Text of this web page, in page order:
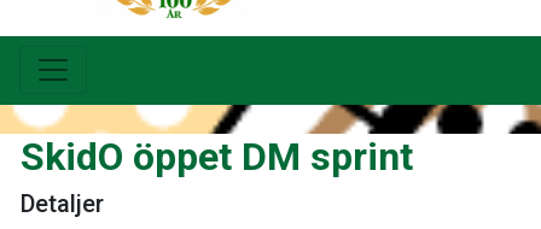
SkidO öppet DM sprint
Detaljer